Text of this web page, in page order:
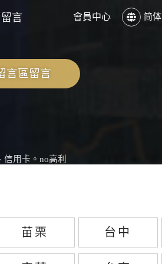
言 會員中心 简体
言區留言
用卡。no高利
苗栗 台中